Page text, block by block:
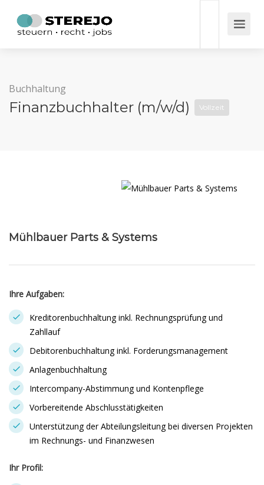
Buchhaltung
Finanzbuchhalter (m/w/d) Vollzeit
Mühlbauer Parts & Systems
Ihre Aufgaben:
Kreditorenbuchhaltung inkl. Rechnungsprüfung und
Zahllauf
Debitorenbuchhaltung inkl. Forderungsmanagement
Anlagenbuchhaltung
Intercompany-Abstimmung und Kontenpflege
Vorbereitende Abschlusstätigkeiten
Unterstützung der Abteilungsleitung bei diversen Projekten
im Rechnungs- und Finanzwesen
Ihr Profil: